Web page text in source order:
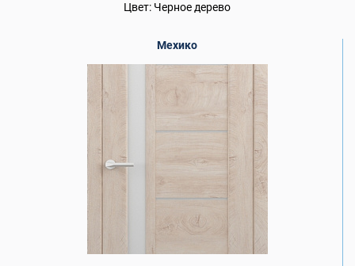
Цвет: Черное дерево
Мехико